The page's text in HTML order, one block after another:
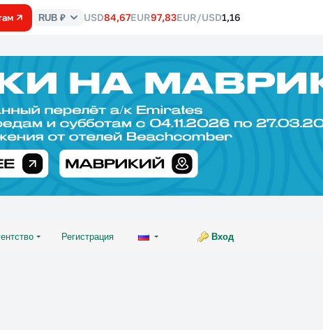
Курс
RUB ₽ USD84,67EUR97,83EUR/USD1,16
Регистрация Вход